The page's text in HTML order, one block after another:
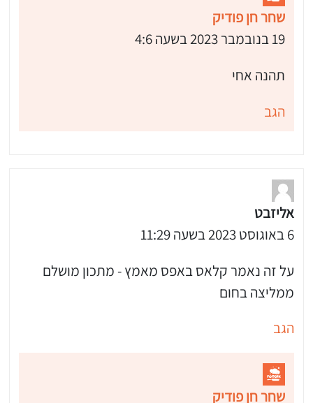
שחר חן פודיק
19 בנובמבר 2023 בשעה 4:6
תהנה אחי
הגב
אליזבט
6 באוגוסט 2023 בשעה 11:29
על זה נאמר קלאס באפס מאמץ - מתכון מושלם
ממליצה בחום
הגב
שחר חן פודיק